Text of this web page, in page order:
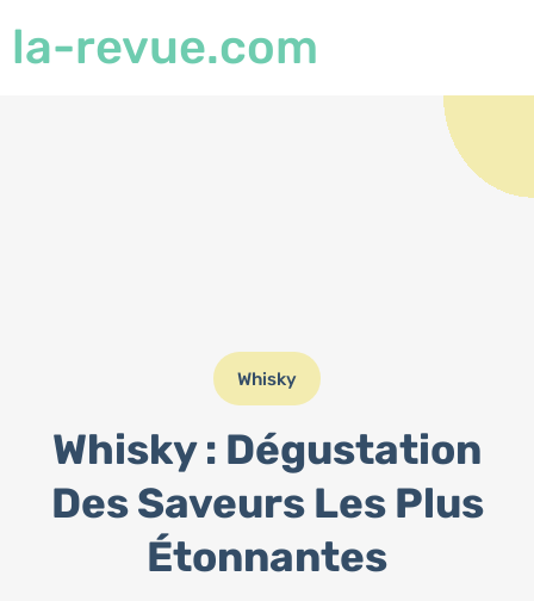
la-revue.com
Whisky
Whisky : Dégustation
Des Saveurs Les Plus
Étonnantes